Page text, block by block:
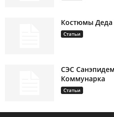
Костюмы
Статьи
СЭС
Коммунарка
Статьи